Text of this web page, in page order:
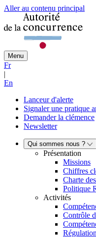
Aller au contenu principal
Menu
Fr
|
En
Lanceur d'alerte
Signaler une pratique
Demander la clémence
Newsletter
Qui sommes nous ?
Présentation
Missions
Chiffres
Charte
Politique
Activités
Contrôle